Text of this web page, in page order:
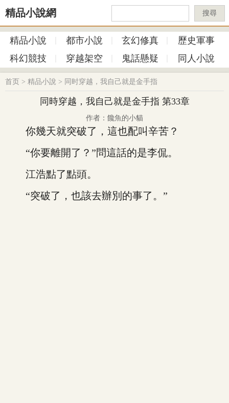
精品小說網 搜尋
精品小說 都市小說 玄幻修真
歷史軍事
科幻競技
穿越架空 鬼話懸疑 同人小說
首页 > 精品小說 > 同时穿越，我自己就是金手指
同時穿越，我自己就是金手指 第33章
作者：饞魚的小貓
你幾天就突破了，這也配叫辛苦？
“你要離開了？”問這話的是李侃。
江浩點了點頭。
“突破了，也該去辦別的事了。”